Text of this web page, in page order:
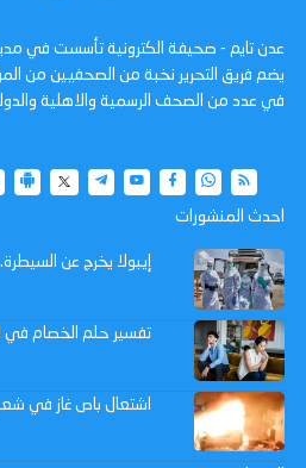
يضم فريق التحرير نخبة من الصحفيين من
في عدد من الصحف الرسمية والاهلية
احدث المنشورات
إيبولا يخرج عن
تفسير حلم الخصام في
اشتعال باص غاز في